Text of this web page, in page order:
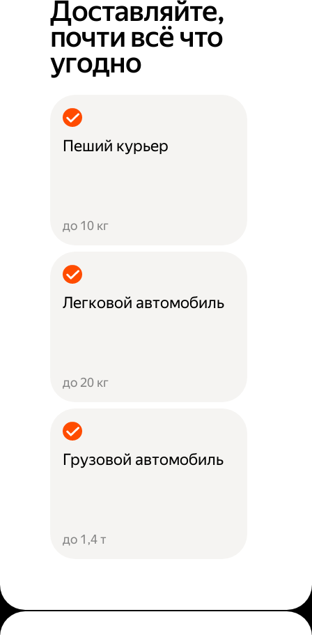
Доставляйте,
почти всё что
угодно
Пеший курьер
до 10 кг
Легковой автомобиль
до 20 кг
Грузовой автомобиль
до 1,4 т